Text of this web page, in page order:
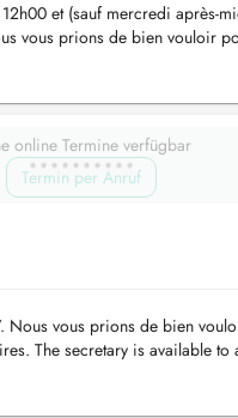
et (sauf mercredi après-
vous prions de bien vouloir
online Termine verfügbar
Termin per Anruf
Nous vous prions de bien
The secretary is available to